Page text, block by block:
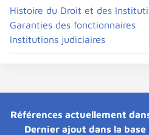
Histoire du Droit et des
Garanties des fonctionnaires
Institutions judiciaires
Références actuellement
Dernier ajout dans la base